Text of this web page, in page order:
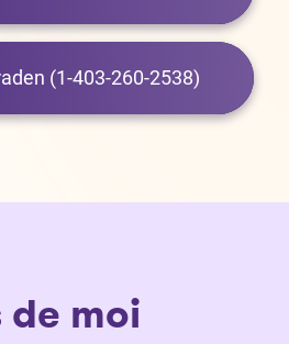
(1-403-260-2538)
moi